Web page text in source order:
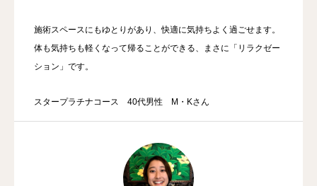
施術スペースにもゆとりがあり、快適に気持ちよく過ごせます。
体も気持ちも軽くなって帰ることができる、まさに「リラクゼー
ション」です。
スタープラチナコース 40代男性 M・Kさん